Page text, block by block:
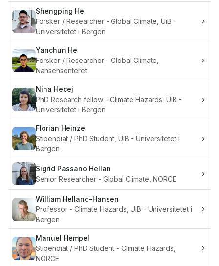
Shengping He
Forsker / Researcher - Global Climate, UiB -
Universitetet i Bergen
Yanchun He
Forsker / Researcher - Global Climate,
Nansensenteret
Nina Hecej
PhD Research fellow - Climate Hazards, UiB -
Universitetet i Bergen
Florian Heinze
Stipendiat / PhD Student, UiB - Universitetet i
Bergen
Sigrid Passano Hellan
Senior Researcher - Global Climate, NORCE
William Helland-Hansen
Professor - Climate Hazards, UiB - Universitetet i
Bergen
Manuel Hempel
Stipendiat / PhD Student - Climate Hazards,
NORCE